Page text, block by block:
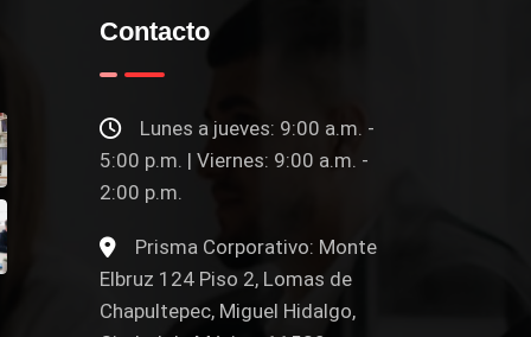
Contacto
Lunes a jueves: 9:00 a.m. -
5:00 p.m. | Viernes: 9:00 a.m. -
2:00 p.m.
Prisma Corporativo: Monte
Elbruz 124 Piso 2, Lomas de
Chapultepec, Miguel Hidalgo,